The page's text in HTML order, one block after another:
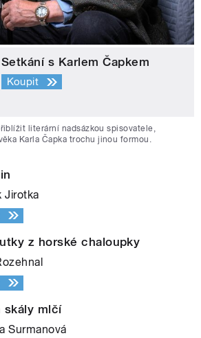
Setkání s Karlem Čapkem
Koupit
literární nadsázkou spisovatele,
Karla Čapka trochu jinou formou.
Jirotka
z horské chaloupky
skály mlčí
Surmanová